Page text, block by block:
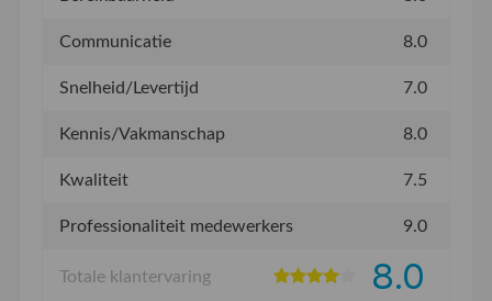
Communicatie 8.0
Snelheid/Levertijd 7.0
Kennis/Vakmanschap 8.0
Kwaliteit 7.5
Professionaliteit medewerkers 9.0
Totale klantervaring 8.0